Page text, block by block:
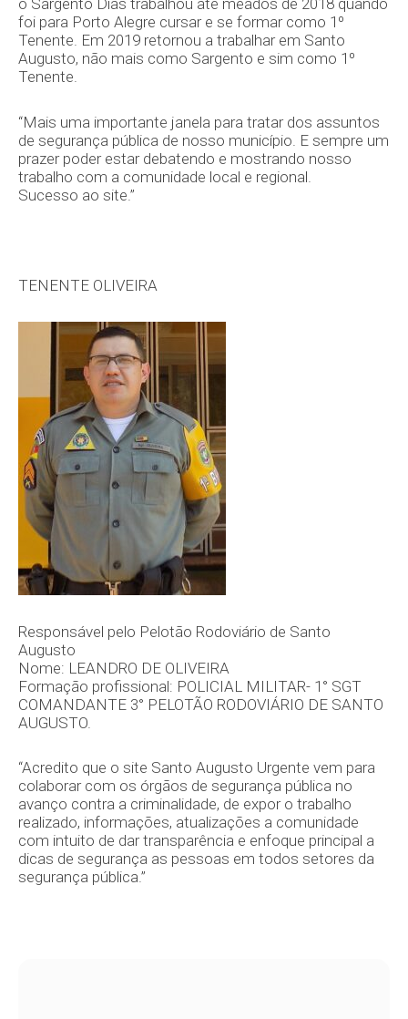
foi para Porto Alegre cursar e se formar como 1º
Tenente. Em 2019 retornou a trabalhar em Santo
Augusto, não mais como Sargento e sim como 1º
Tenente.
“Mais uma importante janela para tratar dos assuntos
de segurança pública de nosso município. E sempre um
prazer poder estar debatendo e mostrando nosso
trabalho com a comunidade local e regional.
Sucesso ao site.”
TENENTE OLIVEIRA
Responsável pelo Pelotão Rodoviário de Santo
Augusto
Nome: LEANDRO DE OLIVEIRA
Formação profissional: POLICIAL MILITAR- 1° SGT
COMANDANTE 3° PELOTÃO RODOVIÁRIO DE SANTO
AUGUSTO.
“Acredito que o site Santo Augusto Urgente vem para
colaborar com os órgãos de segurança pública no
avanço contra a criminalidade, de expor o trabalho
realizado, informações, atualizações a comunidade
com intuito de dar transparência e enfoque principal a
dicas de segurança as pessoas em todos setores da
segurança pública.”